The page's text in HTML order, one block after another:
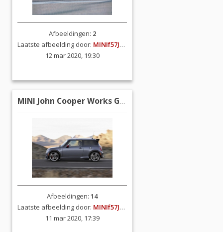
Afbeeldingen: 2
Laatste afbeelding door: MINIf57JCW
12 mar 2020, 19:30
MINI John Cooper Works GP (R53)
Afbeeldingen: 14
Laatste afbeelding door: MINIf57JCW
11 mar 2020, 17:39